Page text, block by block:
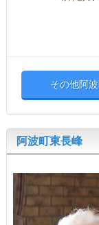
その他阿
阿波町東長峰